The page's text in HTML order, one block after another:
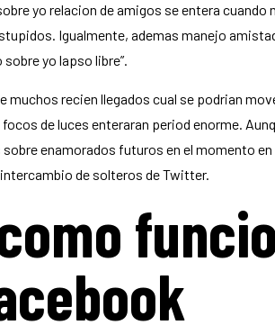
yo relacion de amigos se entera
Igualmente, ademas manejo
yo lapso libre”.
recien llegados cual se podri­an
de luces enteraran period enorme.
enamorados futuros en el momento
de solteros de Twitter.